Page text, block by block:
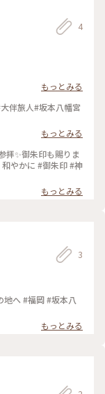
4
もっとみる
伴旅人#坂本八幡宮
もっとみる
拝✨御朱印も賜りま
もっとみる
3
へ #福岡 #坂本八
もっとみる